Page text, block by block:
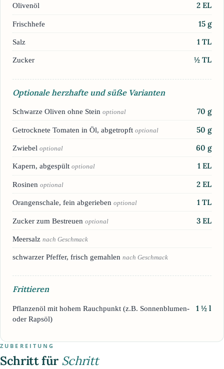
Olivenöl 2 EL
Frischhefe 15 g
Salz 1 TL
Zucker ½ TL
Optionale herzhafte und süße Varianten
Schwarze Oliven ohne Stein optional 70 g
Getrocknete Tomaten in Öl, abgetropft optional 50 g
Zwiebel optional 60 g
Kapern, abgespült optional 1 EL
Rosinen optional 2 EL
Orangenschale, fein abgerieben optional 1 TL
Zucker zum Bestreuen optional 3 EL
Meersalz nach Geschmack
schwarzer Pfeffer, frisch gemahlen nach Geschmack
Frittieren
Pflanzenöl mit hohem Rauchpunkt (z.B. Sonnenblumen-
oder Rapsöl)
1 ½ l
ZUBEREITUNG
Schritt für Schritt